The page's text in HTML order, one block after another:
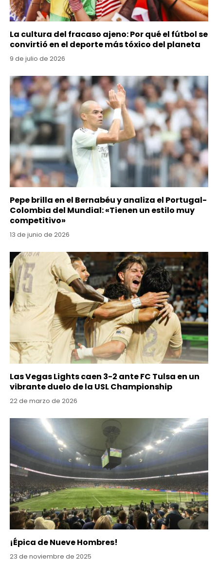
La cultura del fracaso ajeno: Por qué el fútbol se
convirtió en el deporte más tóxico del planeta
9 de julio de 2026
Pepe brilla en el Bernabéu y analiza el Portugal-
Colombia del Mundial: «Tienen un estilo muy
competitivo»
13 de junio de 2026
Las Vegas Lights caen 3-2 ante FC Tulsa en un
vibrante duelo de la USL Championship
22 de marzo de 2026
¡Épica de Nueve Hombres!
23 de noviembre de 2025